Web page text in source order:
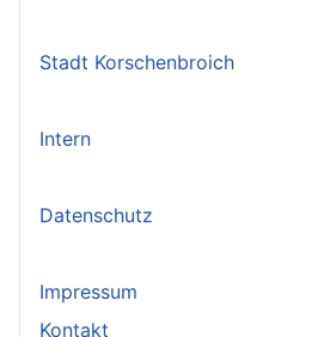
Stadt Korschenbroich
Intern
Datenschutz
Impressum
Kontakt